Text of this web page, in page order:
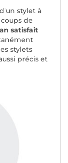
stylet à
de
satisfait
stylets
précis et